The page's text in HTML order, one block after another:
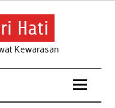
Hati
Kewarasan